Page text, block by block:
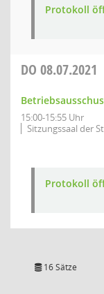
Protokoll
DO 08.07.2021
15:00-15:55 Uhr
Sitzungssaal der
Protokoll
16 Sätze